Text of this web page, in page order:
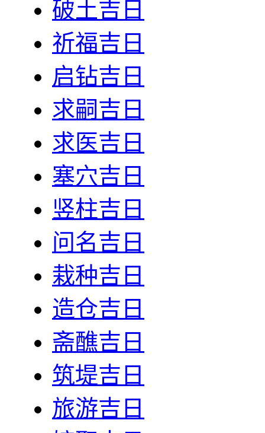
破土吉日
祈福吉日
启钻吉日
求嗣吉日
求医吉日
塞穴吉日
竖柱吉日
问名吉日
栽种吉日
造仓吉日
斋醮吉日
筑堤吉日
旅游吉日